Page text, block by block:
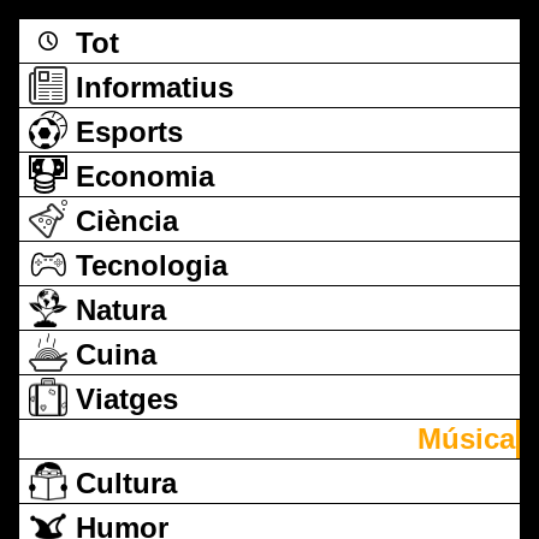
Tot
Informatius
Esports
Economia
Ciència
Tecnologia
Natura
Cuina
Viatges
Música
Cultura
Humor